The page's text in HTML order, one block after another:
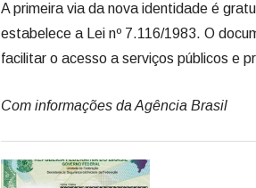
A primeira via da nova identidade é
estabelece a Lei nº 7.116/1983. O
facilitar o acesso a serviços públicos e
Com informações da Agência Brasil